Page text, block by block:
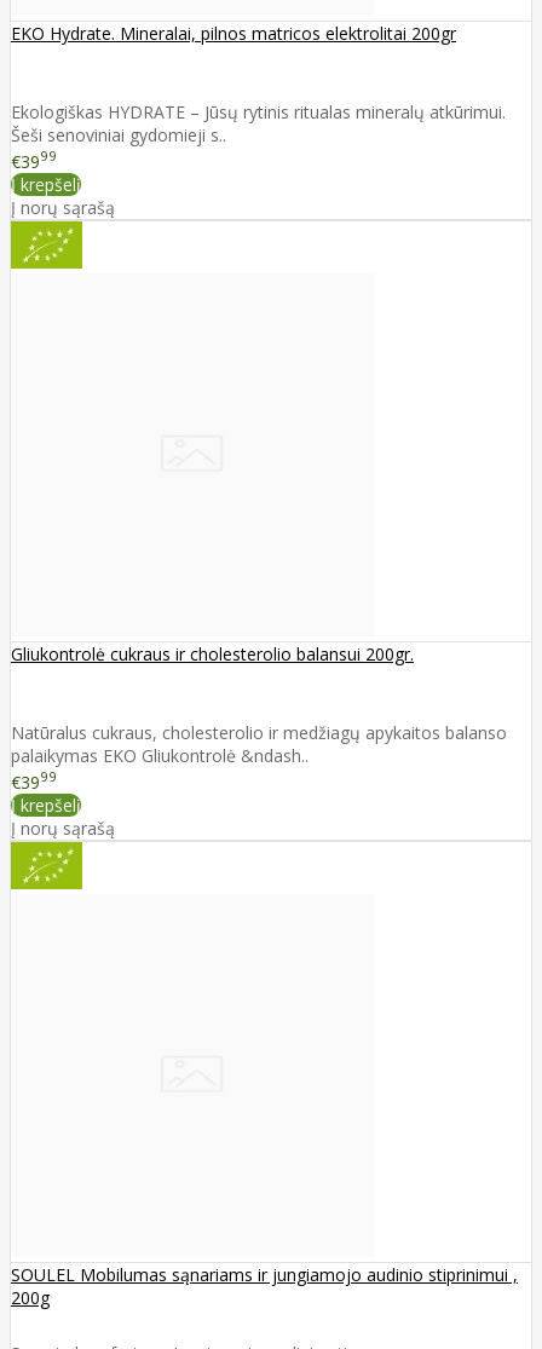
EKO Hydrate. Mineralai, pilnos matricos elektrolitai 200gr
Ekologiškas HYDRATE – Jūsų rytinis ritualas mineralų atkūrimui.
Šeši senoviniai gydomieji s..
€3999
Į krepšelį
Į norų sąrašą
Gliukontrolė cukraus ir cholesterolio balansui 200gr.
Natūralus cukraus, cholesterolio ir medžiagų apykaitos balanso
palaikymas EKO Gliukontrolė &ndash..
€3999
Į krepšelį
Į norų sąrašą
SOULEL Mobilumas sąnariams ir jungiamojo audinio stiprinimui ,
200g